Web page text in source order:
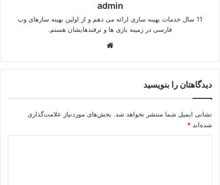
admin
11 سال خدمات بهینه سازی ارائه می دهم و از اولین بهینه سازهای وب
فارسی در زمینه بازی ها و ترفندهایشان هستم.
دیدگاهتان را بنویسید
نشانی ایمیل شما منتشر نخواهد شد. بخش‌های موردنیاز علامت‌گذاری
شده‌اند *